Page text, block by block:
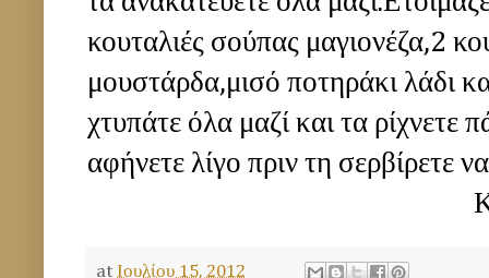
κουταλιές σούπας μαγιονέζα,2
μουστάρδα,μισό ποτηράκι λάδι
χτυπάτε όλα μαζί και τα
αφήνετε λίγο πριν τη σερβίρετε
ΚΑΛΗ
atΙουλίου 15, 2012